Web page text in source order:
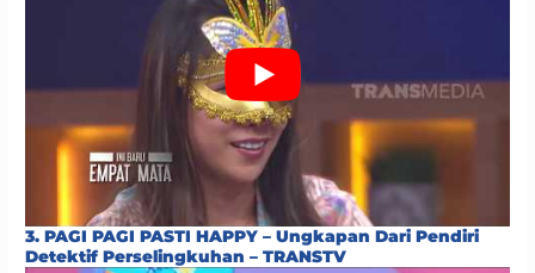
3. PAGI PAGI PASTI HAPPY – Ungkapan Dari Pendiri
Detektif Perselingkuhan – TRANSTV